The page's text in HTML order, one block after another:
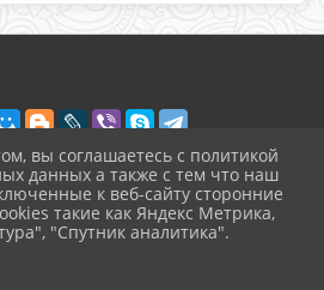
kult.ru
данных
вы соглашаетесь с политикой
данных а также с тем что наш
к веб-сайту сторонние
такие как Яндекс Метрика,
"Спутник аналитика".